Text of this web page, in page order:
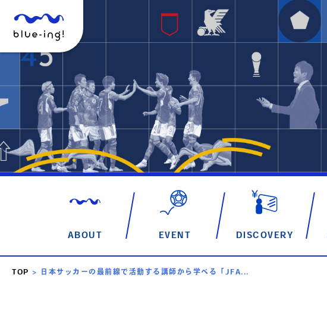
ABOUT EVENT DISCOVERY
TOP > 日本サッカーの最前線で活動する講師から学べる「JFA...